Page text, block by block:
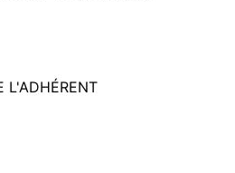
L'ADHÉRENT(NOUVELLE